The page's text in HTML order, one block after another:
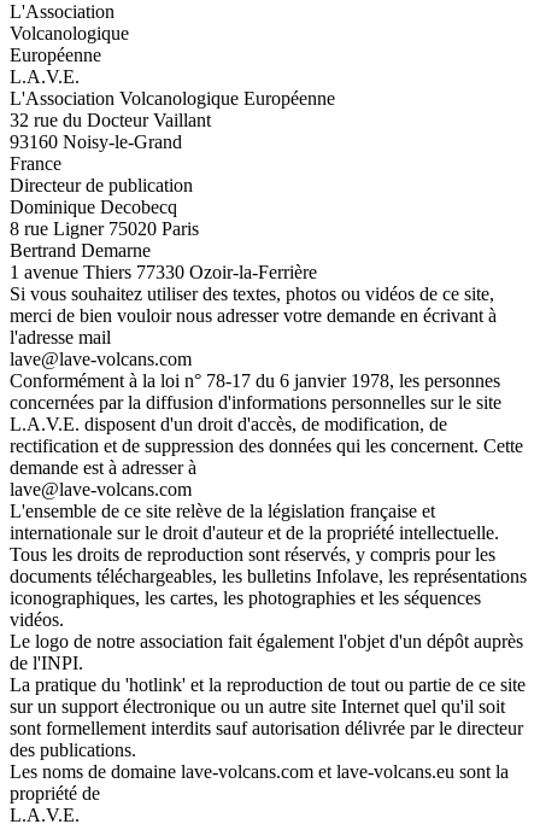
L'Association
Volcanologique
Européenne
L.A.V.E.
L'Association Volcanologique Européenne
32 rue du Docteur Vaillant
93160 Noisy-le-Grand
France
Directeur de publication
Dominique Decobecq
8 rue Ligner 75020 Paris
Bertrand Demarne
1 avenue Thiers 77330 Ozoir-la-Ferrière
Si vous souhaitez utiliser des textes, photos ou vidéos de ce site,
merci de bien vouloir nous adresser votre demande en écrivant à
l'adresse mail
lave@lave-volcans.com
Conformément à la loi n° 78-17 du 6 janvier 1978, les personnes
concernées par la diffusion d'informations personnelles sur le site
L.A.V.E. disposent d'un droit d'accès, de modification, de
rectification et de suppression des données qui les concernent. Cette
demande est à adresser à
lave@lave-volcans.com
L'ensemble de ce site relève de la législation française et
internationale sur le droit d'auteur et de la propriété intellectuelle.
Tous les droits de reproduction sont réservés, y compris pour les
documents téléchargeables, les bulletins Infolave, les représentations
iconographiques, les cartes, les photographies et les séquences
vidéos.
Le logo de notre association fait également l'objet d'un dépôt auprès
de l'INPI.
La pratique du 'hotlink' et la reproduction de tout ou partie de ce site
sur un support électronique ou un autre site Internet quel qu'il soit
sont formellement interdits sauf autorisation délivrée par le directeur
des publications.
Les noms de domaine lave-volcans.com et lave-volcans.eu sont la
propriété de
L.A.V.E.